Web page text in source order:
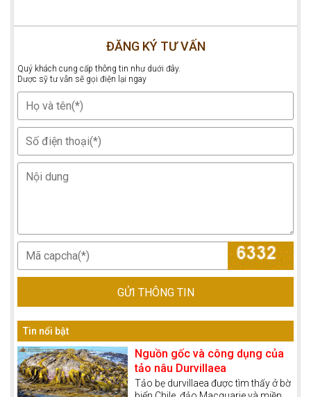
ĐĂNG KÝ TƯ VẤN
Quý khách cung cấp thông tin như duới đây.
Dược sỹ tư vẫn sẽ gọi điện lại ngay
GỬI THÔNG TIN
Tin nổi bật
Nguồn gốc và công dụng của
tảo nâu Durvillaea
Tảo bẹ durvillaea được tìm thấy ở bờ